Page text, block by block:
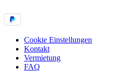
Cookie Einstellungen
Kontakt
Vermietung
FAQ